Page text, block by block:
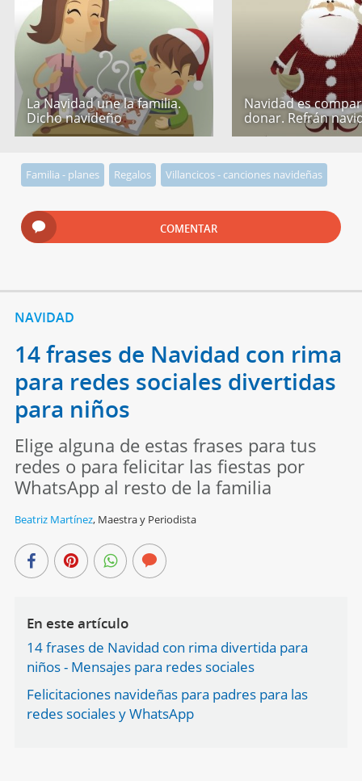
La Navidad une la familia.
Dicho navideño
Navidad es
donar. Refrán
Familia - planes Regalos Villancicos - canciones navideñas
COMENTAR
NAVIDAD
14 frases de Navidad con rima
para redes sociales divertidas
para niños
Elige alguna de estas frases para tus
redes o para felicitar las fiestas por
WhatsApp al resto de la familia
Beatriz Martínez, Maestra y Periodista
En este artículo
14 frases de Navidad con rima divertida para
niños - Mensajes para redes sociales
Felicitaciones navideñas para padres para las
redes sociales y WhatsApp